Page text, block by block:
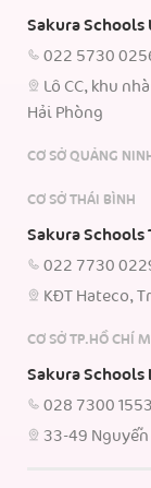
Sakura Schools
022 5730
Lô CC, khu
Hải Phòng
CƠ SỞ QUẢNG NINH
CƠ SỞ THÁI BÌNH
Sakura Schools
022 7730
KĐT Hateco,
CƠ SỞ TP.HỒ CHÍ
Sakura Schools
028 7300 1553
33-49